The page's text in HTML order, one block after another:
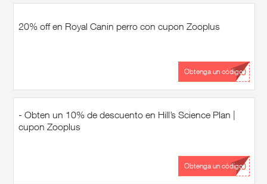
20% off en Royal Canin perro con cupon Zooplus
...20
Obtenga un código
- Obten un 10% de descuento en Hill’s Science Plan |
cupon Zooplus
...10
Obtenga un código